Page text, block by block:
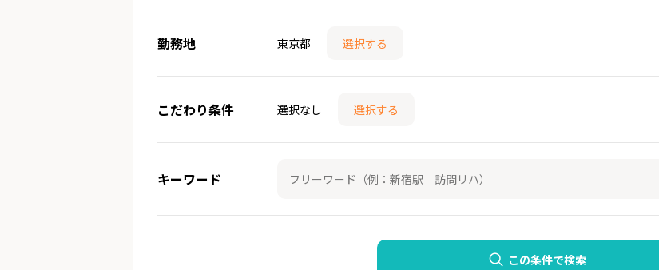
勤務地 東京都 選択する
こだわり条件 選択なし 選択する
キーワード
この条件で検索